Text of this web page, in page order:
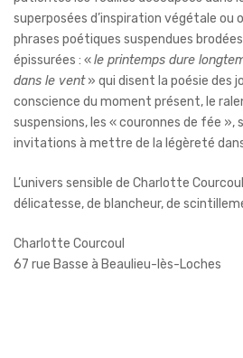
superposées d’inspiration végétale ou
phrases poétiques suspendues
épissurées : «le printemps dure
dans le vent» qui disent la poésie des
conscience du moment présent, le
suspensions, les « couronnes de fée
invitations à mettre de la légèreté
L’univers sensible de Charlotte
délicatesse, de blancheur, de
Charlotte Courcoul
67 rue Basse à Beaulieu-lès-Loches